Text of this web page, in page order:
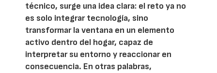
técnico, surge una idea clara: el reto ya no
es solo integrar tecnología, sino
transformar la ventana en un elemento
activo dentro del hogar, capaz de
interpretar su entorno y reaccionar en
consecuencia. En otras palabras,